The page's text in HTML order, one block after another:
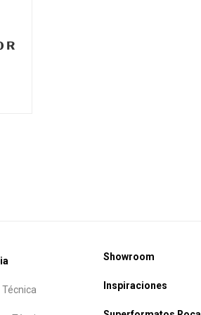
R
Showroom
Inspiraciones